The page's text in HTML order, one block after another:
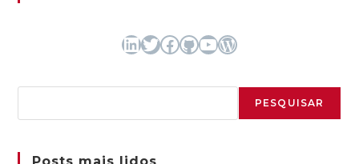
LinkedIn
TwitterFacebook
GitHubYoutubeWordPress
PESQUISAR